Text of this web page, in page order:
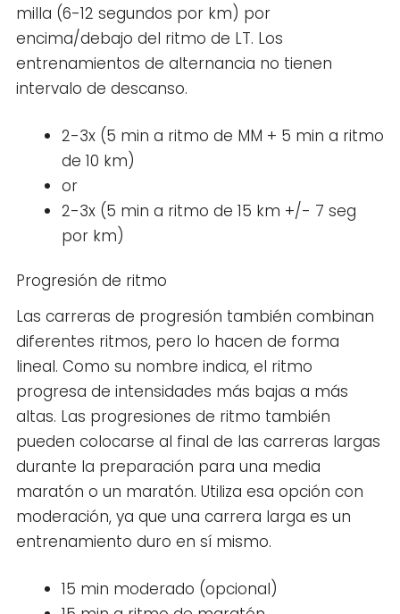
milla (6-12 segundos por km) por
encima/debajo del ritmo de LT. Los
entrenamientos de alternancia no tienen
intervalo de descanso.
2-3x (5 min a ritmo de MM + 5 min a ritmo
de 10 km)
or
2-3x (5 min a ritmo de 15 km +/- 7 seg
por km)
Progresión de ritmo
Las carreras de progresión también combinan
diferentes ritmos, pero lo hacen de forma
lineal. Como su nombre indica, el ritmo
progresa de intensidades más bajas a más
altas. Las progresiones de ritmo también
pueden colocarse al final de las carreras largas
durante la preparación para una media
maratón o un maratón. Utiliza esa opción con
moderación, ya que una carrera larga es un
entrenamiento duro en sí mismo.
15 min moderado (opcional)